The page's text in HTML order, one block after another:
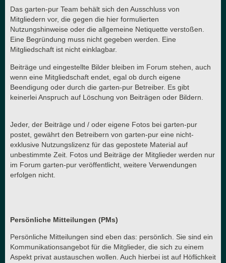
Das garten-pur Team behält sich den Ausschluss von
Mitgliedern vor, die gegen die hier formulierten
Nutzungshinweise oder die allgemeine Netiquette verstoßen.
Eine Begründung muss nicht gegeben werden. Eine
Mitgliedschaft ist nicht einklagbar.
Beiträge und eingestellte Bilder bleiben im Forum stehen, auch
wenn eine Mitgliedschaft endet, egal ob durch eigene
Beendigung oder durch die garten-pur Betreiber. Es gibt
keinerlei Anspruch auf Löschung von Beiträgen oder Bildern.
Jeder, der Beiträge und / oder eigene Fotos bei garten-pur
postet, gewährt den Betreibern von garten-pur eine nicht-
exklusive Nutzungslizenz für das gepostete Material auf
unbestimmte Zeit. Fotos und Beiträge der Mitglieder werden nur
im Forum garten-pur veröffentlicht, weitere Verwendungen
erfolgen nicht.
Persönliche Mitteilungen (PMs)
Persönliche Mitteilungen sind eben das: persönlich. Sie sind ein
Kommunikationsangebot für die Mitglieder, die sich zu einem
Aspekt privat austauschen wollen. Auch hierbei ist auf Höflichkeit